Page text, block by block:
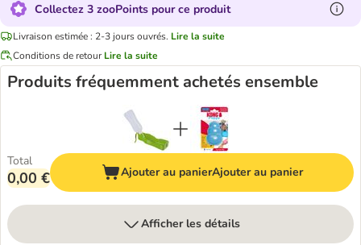
Collectez 3 zooPoints pour ce produit
Livraison estimée : 2-3 jours ouvrés. Lire la suite
Conditions de retour Lire la suite
Produits fréquemment achetés ensemble
Total
0,00 € Ajouter au panierAjouter au panier
Afficher les détails